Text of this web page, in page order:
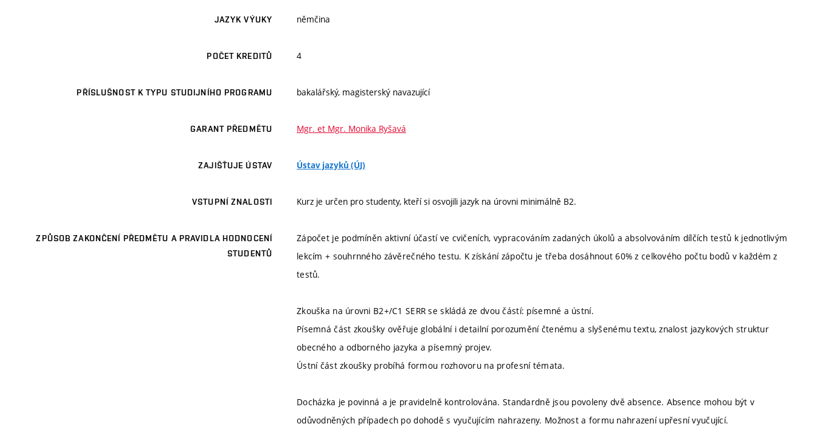
JAZYK VÝUKY němčina
POČET KREDITŮ 4
PŘÍSLUŠNOST K TYPU STUDIJNÍHO PROGRAMU bakalářský, magisterský navazující
GARANT PŘEDMĚTU Mgr. et Mgr. Monika Ryšavá
ZAJIŠŤUJE ÚSTAV Ústav jazyků (ÚJ)
VSTUPNÍ ZNALOSTI Kurz je určen pro studenty, kteří si osvojili jazyk na úrovni minimálně B2.
ZPŮSOB ZAKONČENÍ PŘEDMĚTU A PRAVIDLA HODNOCENÍ
STUDENTŮ
Zápočet je podmíněn aktivní účastí ve cvičeních, vypracováním zadaných úkolů a absolvováním dílčích testů k jednotlivým
lekcím + souhrnného závěrečného testu. K získání zápočtu je třeba dosáhnout 60% z celkového počtu bodů v každém z
testů.
Zkouška na úrovni B2+/C1 SERR se skládá ze dvou částí: písemné a ústní.
Písemná část zkoušky ověřuje globální i detailní porozumění čtenému a slyšenému textu, znalost jazykových struktur
obecného a odborného jazyka a písemný projev.
Ústní část zkoušky probíhá formou rozhovoru na profesní témata.
Docházka je povinná a je pravidelně kontrolována. Standardně jsou povoleny dvě absence. Absence mohou být v
odůvodněných případech po dohodě s vyučujícím nahrazeny. Možnost a formu nahrazení upřesní vyučující.